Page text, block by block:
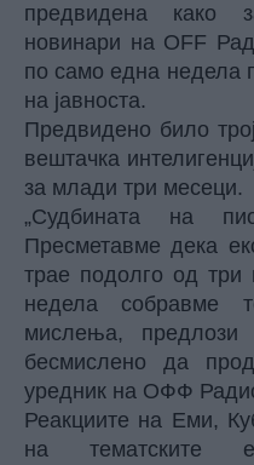
предвидена како
новинари на OFF
по само една недела
на јавноста.
Предвидено било
вештачка
за млади три месеци.
„Судбината на
Пресметавме дека
трае подолго од
недела собравме
мислења,
бесмислено да
уредник на ОФФ
Реакциите на Еми,
на тематските